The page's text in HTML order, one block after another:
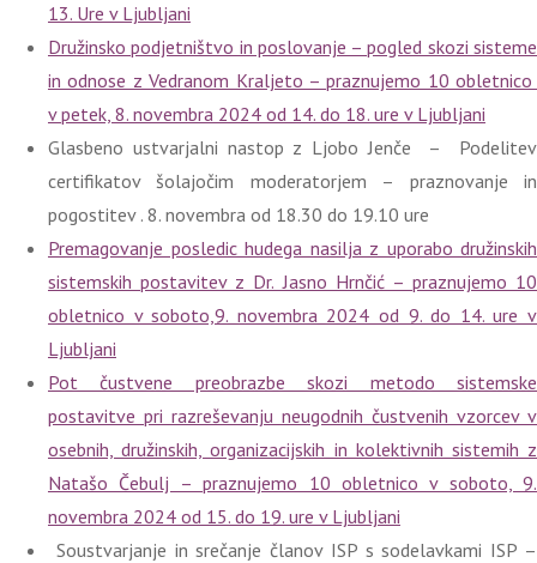
13. Ure v Ljubljani
Družinsko podjetništvo in poslovanje – pogled skozi sisteme
in odnose z Vedranom Kraljeto – praznujemo 10 obletnico
v petek, 8. novembra 2024 od 14. do 18. ure v Ljubljani
Glasbeno ustvarjalni nastop z Ljobo Jenče – Podelitev
certifikatov šolajočim moderatorjem – praznovanje in
pogostitev . 8. novembra od 18.30 do 19.10 ure
Premagovanje posledic hudega nasilja z uporabo družinskih
sistemskih postavitev z Dr. Jasno Hrnčić – praznujemo 10
obletnico v soboto,9. novembra 2024 od 9. do 14. ure v
Ljubljani
Pot čustvene preobrazbe skozi metodo sistemske
postavitve pri razreševanju neugodnih čustvenih vzorcev v
osebnih, družinskih, organizacijskih in kolektivnih sistemih z
Natašo Čebulj – praznujemo 10 obletnico v soboto, 9.
novembra 2024 od 15. do 19. ure v Ljubljani
Soustvarjanje in srečanje članov ISP s sodelavkami ISP –